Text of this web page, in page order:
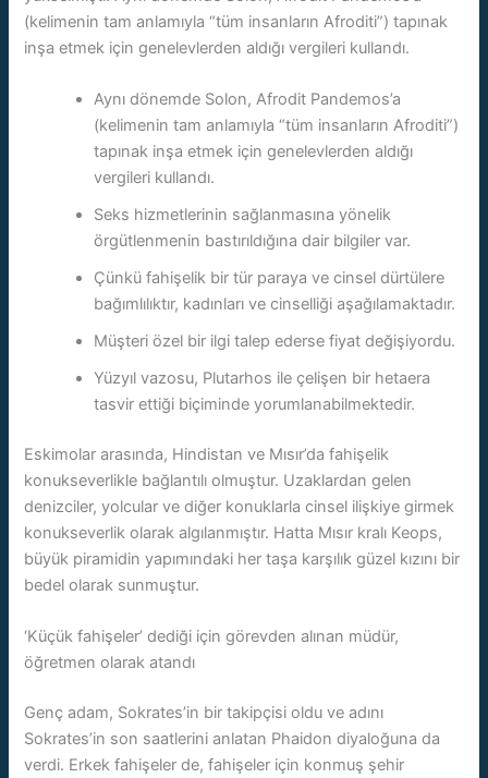
(kelimenin tam anlamıyla “tüm insanların Afroditi”) tapınak
inşa etmek için genelevlerden aldığı vergileri kullandı.
Aynı dönemde Solon, Afrodit Pandemos’a
(kelimenin tam anlamıyla “tüm insanların Afroditi”)
tapınak inşa etmek için genelevlerden aldığı
vergileri kullandı.
Seks hizmetlerinin sağlanmasına yönelik
örgütlenmenin bastırıldığına dair bilgiler var.
Çünkü fahişelik bir tür paraya ve cinsel dürtülere
bağımlılıktır, kadınları ve cinselliği aşağılamaktadır.
Müşteri özel bir ilgi talep ederse fiyat değişiyordu.
Yüzyıl vazosu, Plutarhos ile çelişen bir hetaera
tasvir ettiği biçiminde yorumlanabilmektedir.
Eskimolar arasında, Hindistan ve Mısır’da fahişelik
konukseverlikle bağlantılı olmuştur. Uzaklardan gelen
denizciler, yolcular ve diğer konuklarla cinsel ilişkiye girmek
konukseverlik olarak algılanmıştır. Hatta Mısır kralı Keops,
büyük piramidin yapımındaki her taşa karşılık güzel kızını bir
bedel olarak sunmuştur.
‘Küçük fahişeler’ dediği için görevden alınan müdür,
öğretmen olarak atandı
Genç adam, Sokrates’in bir takipçisi oldu ve adını
Sokrates’in son saatlerini anlatan Phaidon diyaloğuna da
verdi. Erkek fahişeler de, fahişeler için konmuş şehir